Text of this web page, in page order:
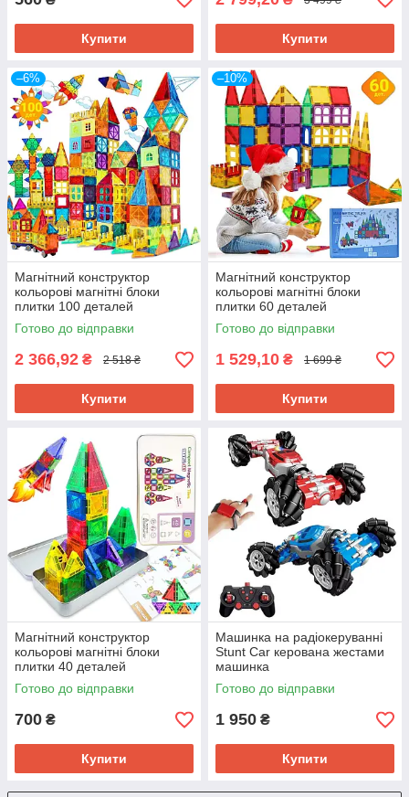
Купити Купити
–6%
Магнітний конструктор
кольорові магнітні блоки
плитки 100 деталей
розвиваючий набір для дітей
Magcastle
Готово до відправки
2 366,92 ₴ 2 518 ₴
Купити
–10%
Магнітний конструктор
кольорові магнітні блоки
плитки 60 деталей
розвиваючий набір для дітей
Magcastle
Готово до відправки
1 529,10 ₴ 1 699 ₴
Купити
Магнітний конструктор
кольорові магнітні блоки
плитки 40 деталей
розвиваючий набір для дітей
Magcastle портативний
Готово до відправки
700 ₴
Купити
Машинка на радіокеруванні
Stunt Car керована жестами
машинка
Готово до відправки
1 950 ₴
Купити